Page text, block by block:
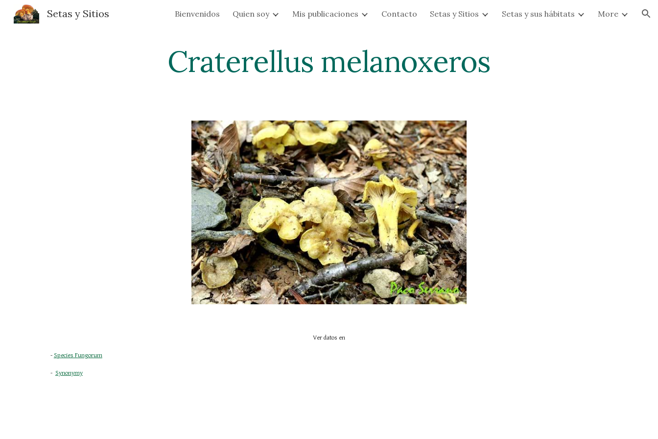
Skip to main content Skip to navigation
Setas y Sitios Bienvenidos Quien soy Mis publicaciones Contacto Setas y Sitios Setas y sus hábitats More
Craterellus melanoxeros
Ver datos en
- Species Fungorum
- Synonymy